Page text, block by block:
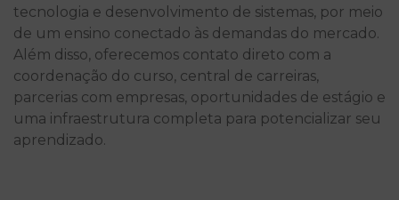
tecnologia e desenvolvimento de sistemas, por meio
de um ensino conectado às demandas do mercado.
Além disso, oferecemos contato direto com a
coordenação do curso, central de carreiras,
parcerias com empresas, oportunidades de estágio e
uma infraestrutura completa para potencializar seu
aprendizado.